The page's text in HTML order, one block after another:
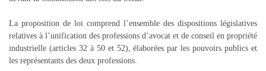
La proposition de loi comprend l’ensemble des dispositions législatives
relatives à l’unification des professions d’avocat et de conseil en propriété
industrielle (articles 32 à 50 et 52), élaborées par les pouvoirs publics et
les représentants des deux professions.